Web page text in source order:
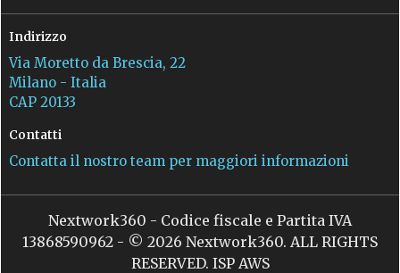
Indirizzo
Via Moretto da Brescia, 22
Milano - Italia
CAP 20133
Contatti
Contatta il nostro team per maggiori informazioni
Nextwork360 - Codice fiscale e Partita IVA
13868590962 - © 2026 Nextwork360. ALL RIGHTS
RESERVED. ISP AWS